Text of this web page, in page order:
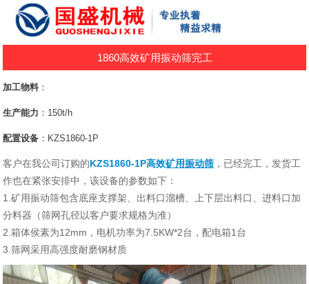
1860高效矿用振动筛完工
加工物料：
生产能力 ：150t/h
配置设备 ：KZS1860-1P
客户在我公司订购的KZS1860-1P高效矿用振动筛 ，已经完工，发货工
作也在紧张安排中，该设备的参数如下：
1.矿用振动筛包含底座支撑架、 出料口溜槽、上下层出料口、进料口加
分料器（筛网孔径以客户要求规格为准）
2.箱体侯素为12mm，电机功率为7.5KW*2台，配电箱1台
3.筛网采用高强度耐磨钢材质